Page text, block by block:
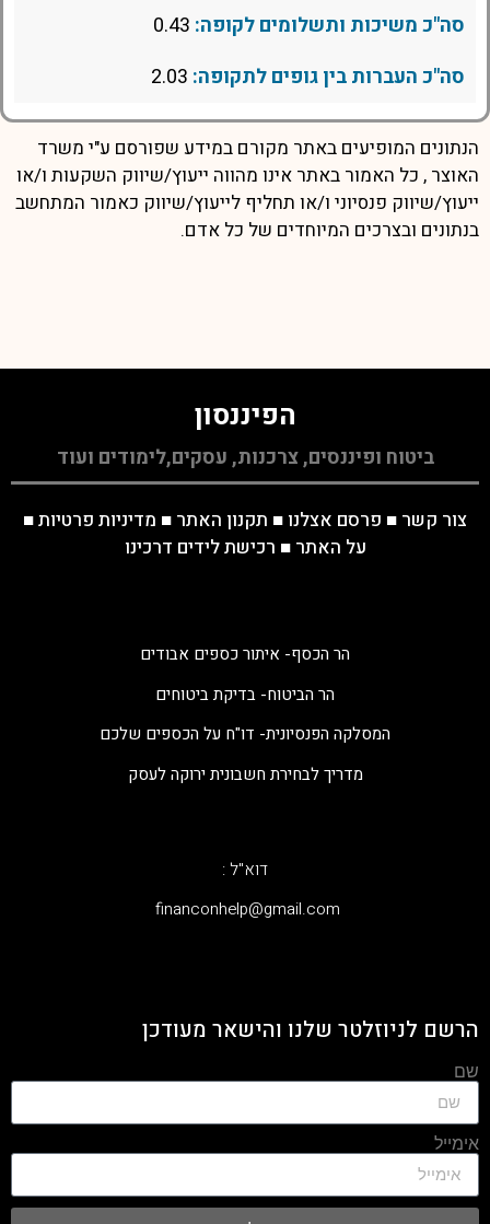
סה"כ משיכות ותשלומים לקופה:
סה"כ העברות בין גופים לתקופה:
הנתונים המופיעים באתר מקורם במידע שפורסם ע"י משרד
האוצר , כל האמור באתר אינו מהווה ייעוץ/שיווק השקעות ו/או
ייעוץ/שיווק פנסיוני ו/או תחליף לייעוץ/שיווק כאמור המתחשב
בנתונים ובצרכים המיוחדים של כל אדם.
הפיננסון
ביטוח ופיננסים, צרכנות, עסקים,לימודים ועוד
צור קשר ■ פרסם אצלנו ■ תקנון האתר ■ מדיניות פרטיות■
על האתר ■ רכישת לידים דרכינו
הר הכסף- איתור כספים אבודים
הר הביטוח- בדיקת ביטוחים
המסלקה הפנסיונית- דו"ח על הכספים שלכם
מדריך לבחירת חשבונית ירוקה לעסק
דוא"ל :
‫financonhelp@gmail.com‬
הרשם לניוזלטר שלנו והישאר מעודכן
שם
אימייל